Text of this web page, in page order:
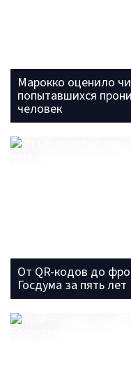
Марокко оценило
попытавшихся
человек
От QR-кодов до
Госдума за пять лет